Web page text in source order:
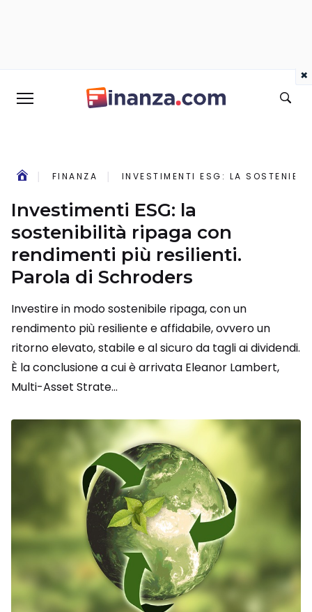
FINANZA INVESTIMENTI ESG: LA
Investimenti ESG: la
sostenibilità ripaga con
rendimenti più resilienti.
Parola di Schroders
Investire in modo sostenibile ripaga, con un
rendimento più resiliente e affidabile, ovvero un
ritorno elevato, stabile e al sicuro da tagli ai dividendi.
È la conclusione a cui è arrivata Eleanor Lambert,
Multi-Asset Strate...
×